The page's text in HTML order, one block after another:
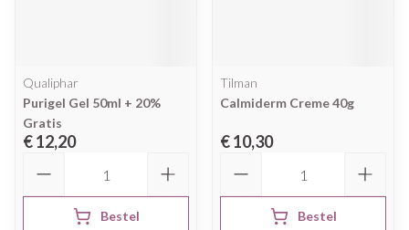
Qualiphar
Purigel Gel 50ml + 20%
Gratis
€ 12,20
Bestel
Tilman
Calmiderm Creme 40g
€ 10,30
Bestel